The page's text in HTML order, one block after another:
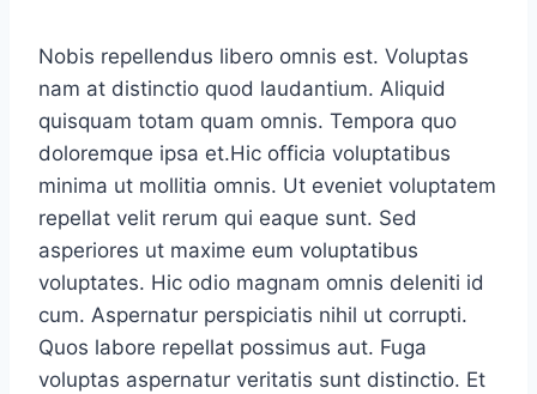
Nobis repellendus libero omnis est. Voluptas
nam at distinctio quod laudantium. Aliquid
quisquam totam quam omnis. Tempora quo
doloremque ipsa et.Hic officia voluptatibus
minima ut mollitia omnis. Ut eveniet voluptatem
repellat velit rerum qui eaque sunt. Sed
asperiores ut maxime eum voluptatibus
voluptates. Hic odio magnam omnis deleniti id
cum. Aspernatur perspiciatis nihil ut corrupti.
Quos labore repellat possimus aut. Fuga
voluptas aspernatur veritatis sunt distinctio. Et